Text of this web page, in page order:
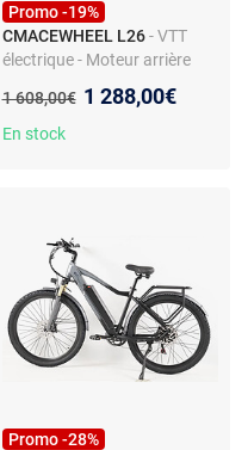
Promo -19%
CMACEWHEEL L26 - VTT
électrique - Moteur arrière
Freins hydrauliques - Pneus
CST 26"
Ancien prix :
1 608,00€ Nouveau prix :
1 288,00€
En stock
Promo -28%